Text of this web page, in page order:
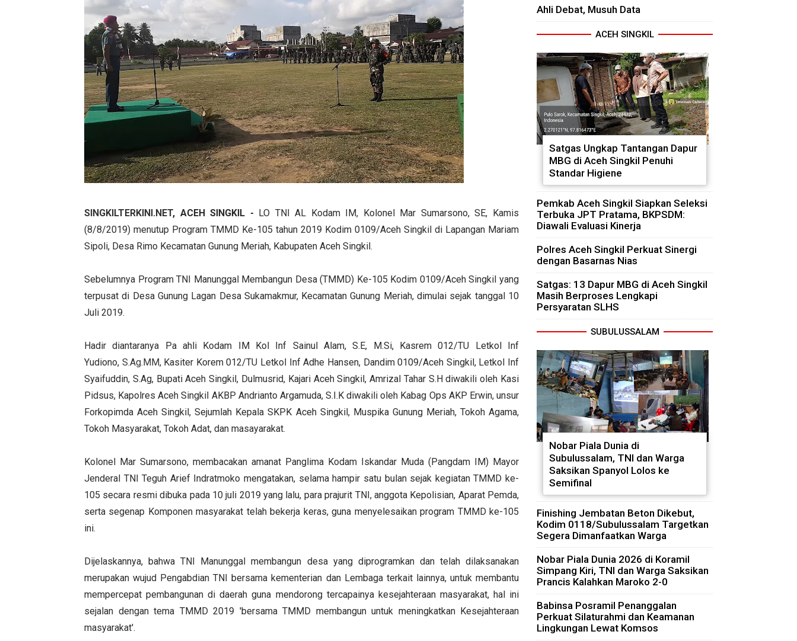
SINGKILTERKINI.NET, ACEH SINGKIL - LO TNI AL Kodam IM, Kolonel Mar Sumarsono, SE, Kamis
(8/8/2019) menutup Program TMMD Ke-105 tahun 2019 Kodim 0109/Aceh Singkil di Lapangan Mariam
Sipoli, Desa Rimo Kecamatan Gunung Meriah, Kabupaten Aceh Singkil.
Sebelumnya Program TNI Manunggal Membangun Desa (TMMD) Ke-105 Kodim 0109/Aceh Singkil yang
terpusat di Desa Gunung Lagan Desa Sukamakmur, Kecamatan Gunung Meriah, dimulai sejak tanggal 10
Juli 2019.
Hadir diantaranya Pa ahli Kodam IM Kol Inf Sainul Alam, S.E, M.Si, Kasrem 012/TU Letkol Inf
Yudiono, S.Ag.MM, Kasiter Korem 012/TU Letkol Inf Adhe Hansen, Dandim 0109/Aceh Singkil, Letkol Inf
Syaifuddin, S.Ag, Bupati Aceh Singkil, Dulmusrid, Kajari Aceh Singkil, Amrizal Tahar S.H diwakili oleh Kasi
Pidsus, Kapolres Aceh Singkil AKBP Andrianto Argamuda, S.I.K diwakili oleh Kabag Ops AKP Erwin, unsur
Forkopimda Aceh Singkil, Sejumlah Kepala SKPK Aceh Singkil, Muspika Gunung Meriah, Tokoh Agama,
Tokoh Masyarakat, Tokoh Adat, dan masayarakat.
Kolonel Mar Sumarsono, membacakan amanat Panglima Kodam Iskandar Muda (Pangdam IM) Mayor
Jenderal TNI Teguh Arief Indratmoko mengatakan, selama hampir satu bulan sejak kegiatan TMMD ke-
105 secara resmi dibuka pada 10 juli 2019 yang lalu, para prajurit TNI, anggota Kepolisian, Aparat Pemda,
serta segenap Komponen masyarakat telah bekerja keras, guna menyelesaikan program TMMD ke-105
ini.
Dijelaskannya, bahwa TNI Manunggal membangun desa yang diprogramkan dan telah dilaksanakan
merupakan wujud Pengabdian TNI bersama kementerian dan Lembaga terkait lainnya, untuk membantu
mempercepat pembangunan di daerah guna mendorong tercapainya kesejahteraan masyarakat, hal ini
sejalan dengan tema TMMD 2019 'bersama TMMD membangun untuk meningkatkan Kesejahteraan
masyarakat'.
Ahli Debat, Musuh Data
ACEH SINGKIL
Satgas Ungkap Tantangan Dapur
MBG di Aceh Singkil Penuhi
Standar Higiene
Pemkab Aceh Singkil Siapkan Seleksi
Terbuka JPT Pratama, BKPSDM:
Diawali Evaluasi Kinerja
Polres Aceh Singkil Perkuat Sinergi
dengan Basarnas Nias
Satgas: 13 Dapur MBG di Aceh Singkil
Masih Berproses Lengkapi
Persyaratan SLHS
SUBULUSSALAM
Nobar Piala Dunia di
Subulussalam, TNI dan Warga
Saksikan Spanyol Lolos ke
Semifinal
Finishing Jembatan Beton Dikebut,
Kodim 0118/Subulussalam Targetkan
Segera Dimanfaatkan Warga
Nobar Piala Dunia 2026 di Koramil
Simpang Kiri, TNI dan Warga Saksikan
Prancis Kalahkan Maroko 2-0
Babinsa Posramil Penanggalan
Perkuat Silaturahmi dan Keamanan
Lingkungan Lewat Komsos